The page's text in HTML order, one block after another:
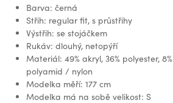
Barva: černá
Střih: regular fit, s průstřihy
Výstřih: se stojáčkem
Rukáv: dlouhý, netopýří
Materiál: 49% akryl, 36% polyester,
polyamid / nylon
Modelka měří: 177 cm
Modelka má na sobě velikost: S